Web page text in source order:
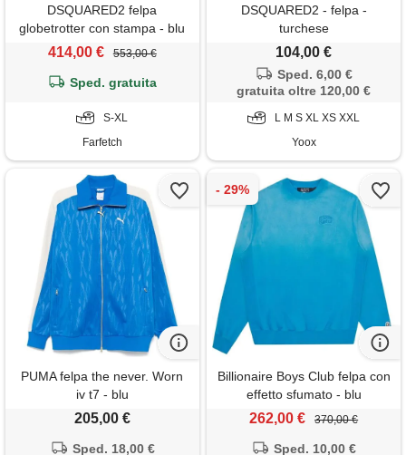
DSQUARED2 felpa
globetrotter con stampa - blu
414,00 € 553,00 €
Sped. gratuita
S-XL
Farfetch
DSQUARED2 - felpa -
turchese
104,00 €
Sped. 6,00 €
gratuita oltre 120,00 €
L M S XL XS XXL
Yoox
PUMA felpa the never. Worn
iv t7 - blu
205,00 €
Sped. 18,00 €
Billionaire Boys Club felpa con
effetto sfumato - blu
262,00 € 370,00 €
Sped. 10,00 €